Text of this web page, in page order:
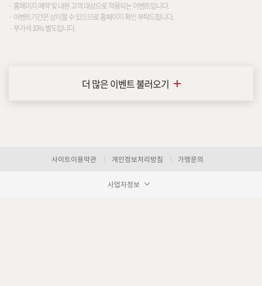
· 홈페이지 예약 및 내원 고객 대상으로 적용되는 이벤트입니다.
· 이벤트기간은 상이할 수 있으므로 홈페이지 확인 부탁드립니다.
· 부가세 10% 별도입니다.
더 많은 이벤트 불러오기
사이트이용약관 개인정보처리방침 가맹문의
사업자정보